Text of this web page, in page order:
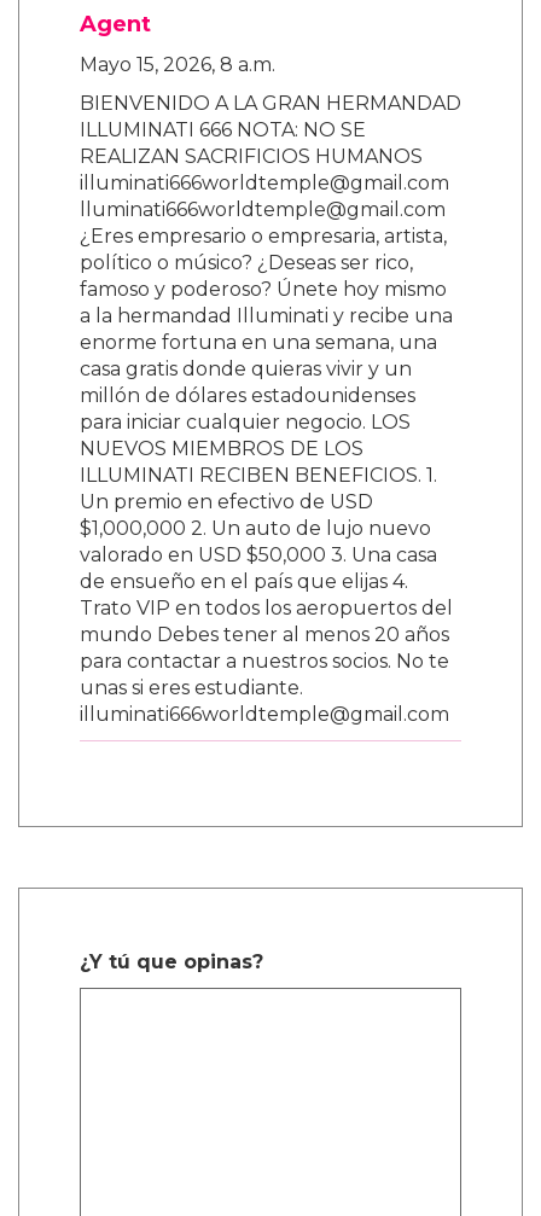
Agent
Mayo 15, 2026, 8 a.m.
BIENVENIDO A LA GRAN HERMANDAD
ILLUMINATI 666 NOTA: NO SE
REALIZAN SACRIFICIOS HUMANOS
illuminati666worldtemple@gmail.com
lluminati666worldtemple@gmail.com
¿Eres empresario o empresaria, artista,
político o músico? ¿Deseas ser rico,
famoso y poderoso? Únete hoy mismo
a la hermandad Illuminati y recibe una
enorme fortuna en una semana, una
casa gratis donde quieras vivir y un
millón de dólares estadounidenses
para iniciar cualquier negocio. LOS
NUEVOS MIEMBROS DE LOS
ILLUMINATI RECIBEN BENEFICIOS. 1.
Un premio en efectivo de USD
$1,000,000 2. Un auto de lujo nuevo
valorado en USD $50,000 3. Una casa
de ensueño en el país que elijas 4.
Trato VIP en todos los aeropuertos del
mundo Debes tener al menos 20 años
para contactar a nuestros socios. No te
unas si eres estudiante.
illuminati666worldtemple@gmail.com
¿Y tú que opinas?